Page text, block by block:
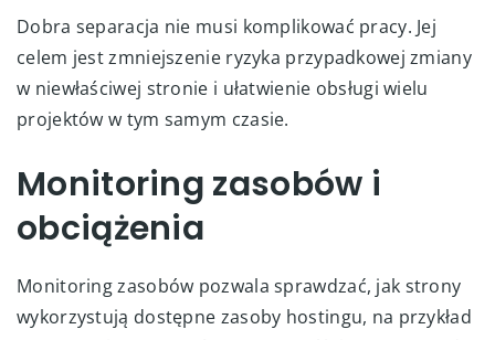
Dobra separacja nie musi komplikować pracy. Jej
celem jest zmniejszenie ryzyka przypadkowej zmiany
w niewłaściwej stronie i ułatwienie obsługi wielu
projektów w tym samym czasie.
Monitoring zasobów i
obciążenia
Monitoring zasobów pozwala sprawdzać, jak strony
wykorzystują dostępne zasoby hostingu, na przykład